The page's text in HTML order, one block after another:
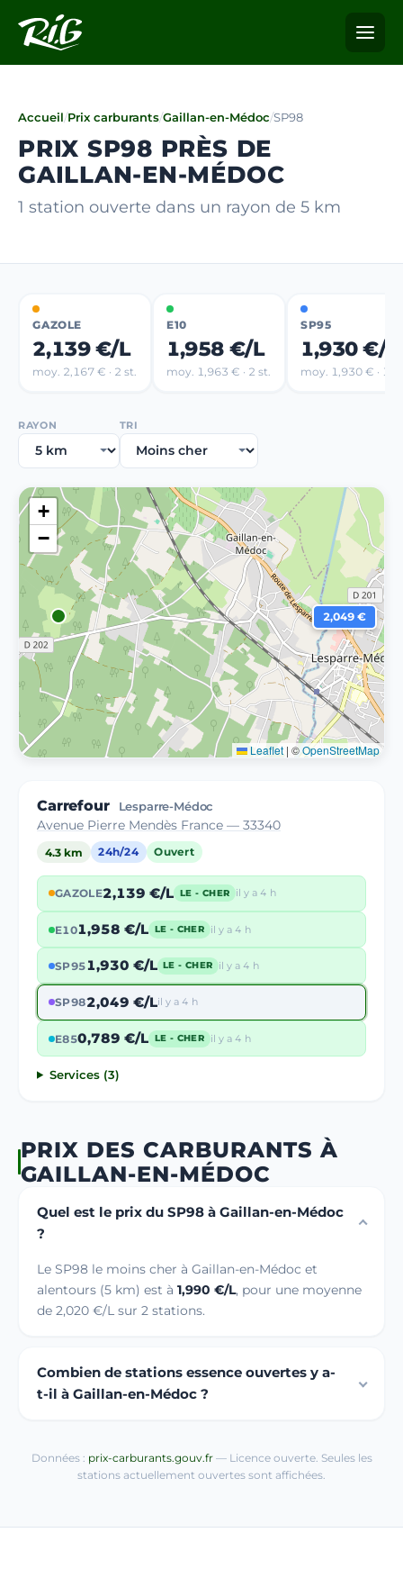
Accueil/Prix carburants/Gaillan-en-Médoc/SP98
PRIX SP98 PRÈS DE
GAILLAN-EN-MÉDOC
1 station ouverte dans un rayon de 5 km
GAZOLE
2,139 €/L
moy. 2,167 € · 2 st.
E10
1,958 €/L
moy. 1,963 € · 2 st.
SP95
1,930 €/L
moy. 1,930 € · 1
RAYON TRI
2,049 €
+
−
Leaflet | ©OpenStreetMap
Carrefour Lesparre-Médoc
Avenue Pierre Mendès France — 33340
4.3 km 24h/24 Ouvert
GAZOLE2,139 €/L LE - CHER il y a 4 h
E101,958 €/L LE - CHER il y a 4 h
SP951,930 €/L LE - CHER il y a 4 h
SP982,049 €/Lil y a 4 h
E850,789 €/L LE - CHER il y a 4 h
Services (3)
PRIX DES CARBURANTS À
GAILLAN-EN-MÉDOC
Quel est le prix du SP98 à Gaillan-en-Médoc
?
Le SP98 le moins cher à Gaillan-en-Médoc et
alentours (5 km) est à 1,990 €/L, pour une moyenne
de 2,020 €/L sur 2 stations.
Combien de stations essence ouvertes y a-
t-il à Gaillan-en-Médoc ?
Données : prix-carburants.gouv.fr— Licence ouverte. Seules les
stations actuellement ouvertes sont affichées.